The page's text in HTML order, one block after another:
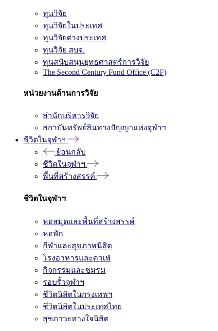
ทุนวิจัย
ทุนวิจัยในประเทศ
ทุนวิจัยต่างประเทศ
ทุนวิจัย สบจ.
ทุนสนับสนุนยุทธศาสตร์การวิจัย
The Second Century Fund Office (C2F)
หน่วยงานด้านการวิจัย
สำนักบริหารวิจัย
สถาบันทรัพย์สินทางปัญญาแห่งจุฬาฯ
ชีวิตในจุฬาฯ
ย้อนกลับ
ชีวิตในจุฬาฯ
พื้นที่สร้างสรรค์
ชีวิตในจุฬาฯ
หอสมุดและพื้นที่สร้างสรรค์
หอพัก
กีฬาและสุขภาพนิสิต
โรงอาหารและคาเฟ่
กิจกรรมและชมรม
รอบรั้วจุฬาฯ
ชีวิตนิสิตในกรุงเทพฯ
ชีวิตนิสิตในประเทศไทย
สุขภาวะทางใจนิสิต